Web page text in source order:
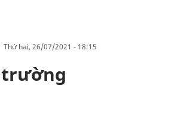
thứ hai, 26/07/2021 - 18:15
trường